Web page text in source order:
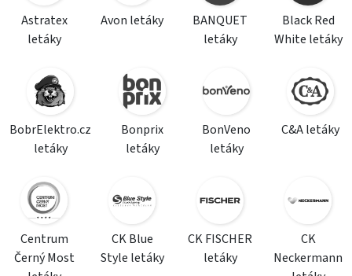
Astratex
letáky
Avon letáky
BANQUET
letáky
Black Red
White letáky
BobrElektro.cz
letáky
Bonprix
letáky
BonVeno
letáky
C&A letáky
Centrum
Černý Most
CK Blue
Style letáky
CK FISCHER
letáky
CK
Neckermann